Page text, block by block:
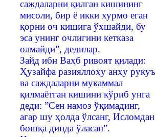
саждаларни қилган кишининг
мисоли, бир ё икки хурмо еган
қорни оч кишига ўхшайди, бу
эса унинг очлигини кетказа
олмайди”, дедилар.
Зайд ибн Ваҳб ривоят қилади:
Ҳузайфа разияллоҳу анҳу рукуъ
ва саждаларни мукаммал
қилмаётган кишини кўриб унга
деди: ”Сен намоз ўқимадинг,
агар шу ҳолда ўлсанг, Исломдан
бошқа динда ўласан”.